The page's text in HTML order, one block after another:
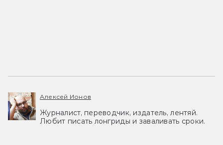
Алексей Ионов
Журналист, переводчик, издатель, лентяй.
Любит писать лонгриды и заваливать сроки.